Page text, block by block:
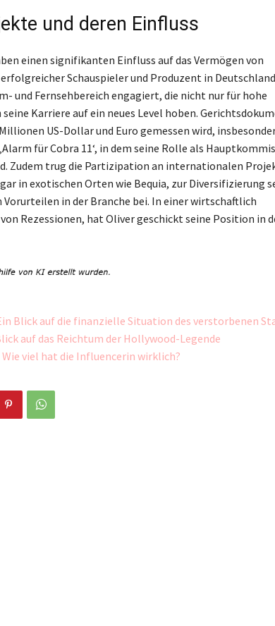
und deren Einfluss
einen signifikanten Einfluss auf das Vermögen von
Schauspieler und Produzent in
und Fernsehbereich engagiert, die nicht nur für hohe
Karriere auf ein neues Level hoben.
US-Dollar und Euro gemessen wird,
für Cobra 11‘, in dem seine Rolle als
Zudem trug die Partizipation an internationalen
in exotischen Orten wie Bequia, zur Diversifizierung
Vorurteilen in der Branche bei. In einer wirtschaftlich
Rezessionen, hat Oliver geschickt seine Position in
Blick auf die finanzielle Situation des verstorbenen
auf das Reichtum der Hollywood-Legende
Wie viel hat die Influencerin wirklich?